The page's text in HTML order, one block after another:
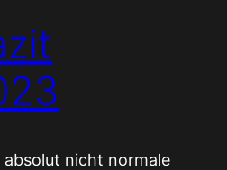
absolut nicht normale